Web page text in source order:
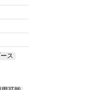
ス